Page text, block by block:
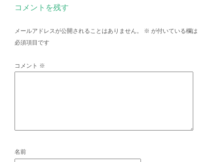
コメントを残す
メールアドレスが公開されることはありません。 ※ が付いている欄は
必須項目です
コメント ※
名前